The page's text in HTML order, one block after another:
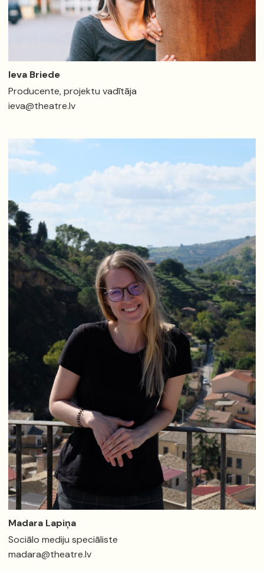
Ieva Briede
Producente, projektu vadītāja
ieva@theatre.lv
Madara Lapiņa
Sociālo mediju speciāliste
madara@theatre.lv